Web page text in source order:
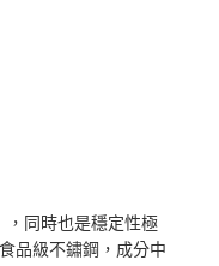
同時也是穩定性極
品級不鏽鋼，成分中